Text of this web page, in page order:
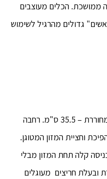
ממושכת. הכלים מעוצבים
גדולים מהרגיל לשימוש
– רגילה ומחוררת – 35.5 ס"מ. רחבה
וחציית המזון המטוגן.
קלה תחת המזון מבלי
ובעלת חריצים מעוגלים